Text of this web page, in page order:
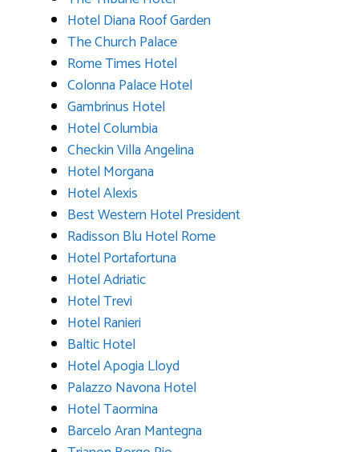
Hotel Diana Roof Garden
The Church Palace
Rome Times Hotel
Colonna Palace Hotel
Gambrinus Hotel
Hotel Columbia
Checkin Villa Angelina
Hotel Morgana
Hotel Alexis
Best Western Hotel President
Radisson Blu Hotel Rome
Hotel Portafortuna
Hotel Adriatic
Hotel Trevi
Hotel Ranieri
Baltic Hotel
Hotel Apogia Lloyd
Palazzo Navona Hotel
Hotel Taormina
Barcelo Aran Mantegna